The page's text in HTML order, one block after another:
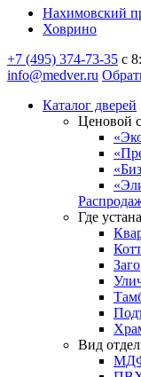
Нахимовский
Ховрино
+7 (495) 374-73-35 с
info@medver.ru
Каталог дверей
Ценовой
Где
Вид